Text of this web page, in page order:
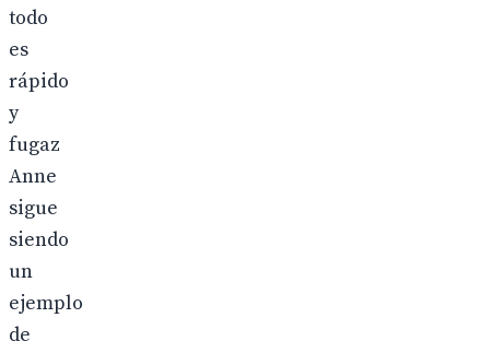
todo
es
rápido
y
fugaz
Anne
sigue
siendo
un
ejemplo
de